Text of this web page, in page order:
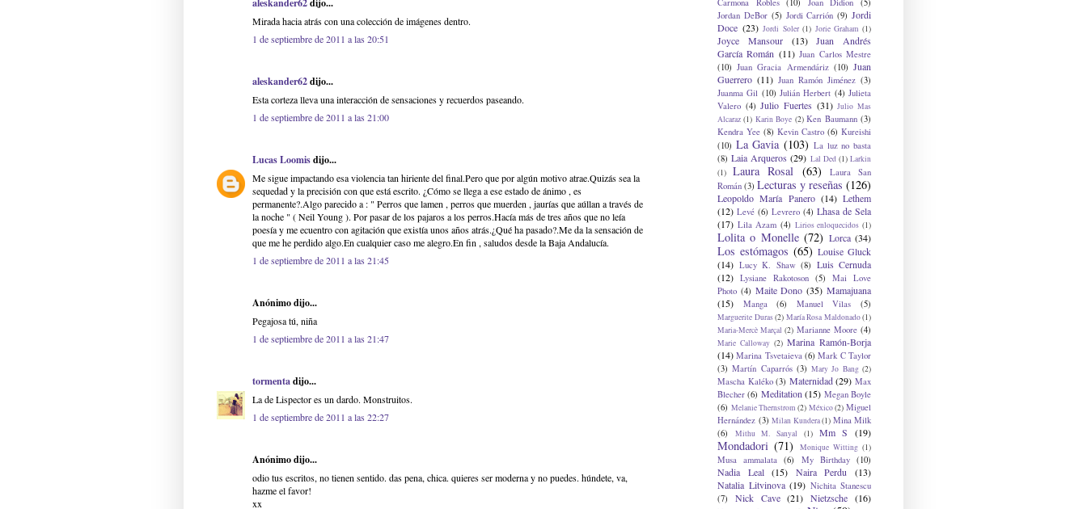
aleskander62dijo...
Mirada hacia atrás con una colección de imágenes dentro.
1 de septiembre de 2011 a las 20:51
aleskander62dijo...
Esta corteza lleva una interacción de sensaciones y recuerdos paseando.
1 de septiembre de 2011 a las 21:00
Lucas Loomisdijo...
Me sigue impactando esa violencia tan hiriente del final.Pero que por algún motivo atrae.Quizás sea la
sequedad y la precisión con que está escrito. ¿Cómo se llega a ese estado de ánimo , es
permanente?.Algo parecido a : " Perros que lamen , perros que muerden , jaurías que aúllan a través de
la noche " ( Neil Young ). Por pasar de los pajaros a los perros.Hacía más de tres años que no leía
poesía y me ecuentro con agitación que existía unos años atrás.¿Qué ha pasado?.Me da la sensación de
que me he perdido algo.En cualquier caso me alegro.En fin , saludos desde la Baja Andalucía.
1 de septiembre de 2011 a las 21:45
Anónimo dijo...
Pegajosa tú, niña
1 de septiembre de 2011 a las 21:47
tormentadijo...
La de Lispector es un dardo. Monstruitos.
1 de septiembre de 2011 a las 22:27
Anónimo dijo...
odio tus escritos, no tienen sentido. das pena, chica. quieres ser moderna y no puedes. húndete, va,
hazme el favor!
xx
Jordan DeBor (5) Jordi Carrión (9) Jordi
Doce (23) Jordi Soler (1) Jorie Graham (1)
Joyce Mansour (13)
Juan Andrés
García Román (11) Juan Carlos Mestre
(10) Juan Gracia Armendáriz (10) Juan
Guerrero (11) Juan Ramón Jiménez (3)
Juanma Gil (10) Julián Herbert (4) Julieta
Valero (4) Julio Fuertes (31) Julio Mas
Alcaraz (1) Karin Boye (2) Ken Baumann (3)
Kendra Yee (8) Kevin Castro (6) Kureishi
(10) La Gavia (103) La luz no basta
(8) Laia Arqueros (29) Lal Ded (1) Larkin
(1)
Laura Rosal (63)
Laura San
Román (3) Lecturas y reseñas (126)
Leopoldo María Panero (14) Lethem
(12) Levé (6) Levrero (4) Lhasa de Sela
(17) Lila Azam (4) Lirios enloquecidos (1)
Lolita o Monelle (72) Lorca (34)
Los estómagos (65) Louise Gluck
(14) Lucy K. Shaw (8) Luis Cernuda
(12) Lysiane Rakotoson (5)
Mai Love
Photo (4) Maite Dono (35) Mamajuana
(15)
Manga (6) Manuel Vilas (5)
Marguerite Duras(2) María Rosa Maldonado(1)
Maria-Mercè Marçal (2) Marianne Moore (4)
Marie Calloway (2) Marina Ramón-Borja
(14) Marina Tsvetaieva (6) Mark C Taylor
(3) Martín Caparrós (3) Mary Jo Bang (2)
Mascha Kaléko (3) Maternidad (29) Max
Blecher (6) Meditation (15) Megan Boyle
(6) Melanie Thernstrom (2) México (2) Miguel
Hernández (3) Milan Kundera(1) Mina Milk
(6)
Mithu M. Sanyal (1) Mm S (19)
Mondadori (71) Monique Witting (1)
Musa ammalata (6) My Birthday (10)
Nadia Leal (15) Naira Perdu
(13)
Natalia Litvinova (19) Nichita Stanescu
(7)
Nick Cave (21) Nietzsche (16)